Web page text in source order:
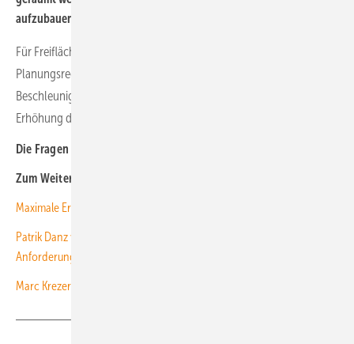
aufzubauen?
Für Freiflächenphotovoltaikanlagen müssen Hemmnisse im
Planungsrecht behoben werden, um so eine nennenswerte
Beschleunigung in den Genehmigungsverfahren und eine
Erhöhung der genehmigten Projekte zu erreichen.
Die Fragen stellte Sven Ullrich
Zum Weiterlesen:
M aximale Erträge durch cleveres Reinigen
Patrik Danz von IBC Solar: „Die Hürden liegen in bürokratischen
Anforderungen“
Marc Krezer von Baywa RE: „Wir benötigen mehr Flächen“